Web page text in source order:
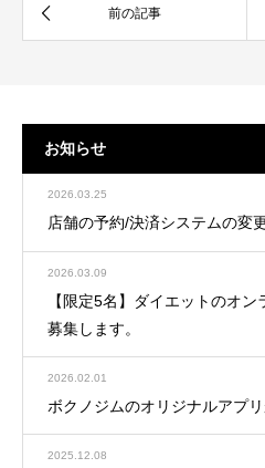
お知らせ
2026.03.25
店舗の予約/決済システムの変
2026.03.09
【限定5名】ダイエットのオ
募集します。
2026.02.01
ボクノジムのオリジナルアプ
2025.12.08